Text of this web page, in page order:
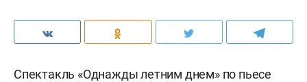
Спектакль «Однажды летним днем» по пьесе